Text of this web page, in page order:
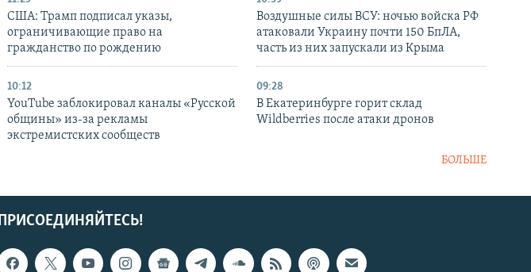
США: Трамп подписал указы,
ограничивающие право на
гражданство по рождению
Воздушные силы ВСУ: ночью войска РФ
атаковали Украину почти 150 БпЛА,
часть из них запускали из Крыма
10:12
YouTube заблокировал каналы «Русской
общины» из-за рекламы
экстремистских сообществ
09:28
В Екатеринбурге горит склад
Wildberries после атаки дронов
БОЛЬШЕ
ПРИСОЕДИНЯЙТЕСЬ!